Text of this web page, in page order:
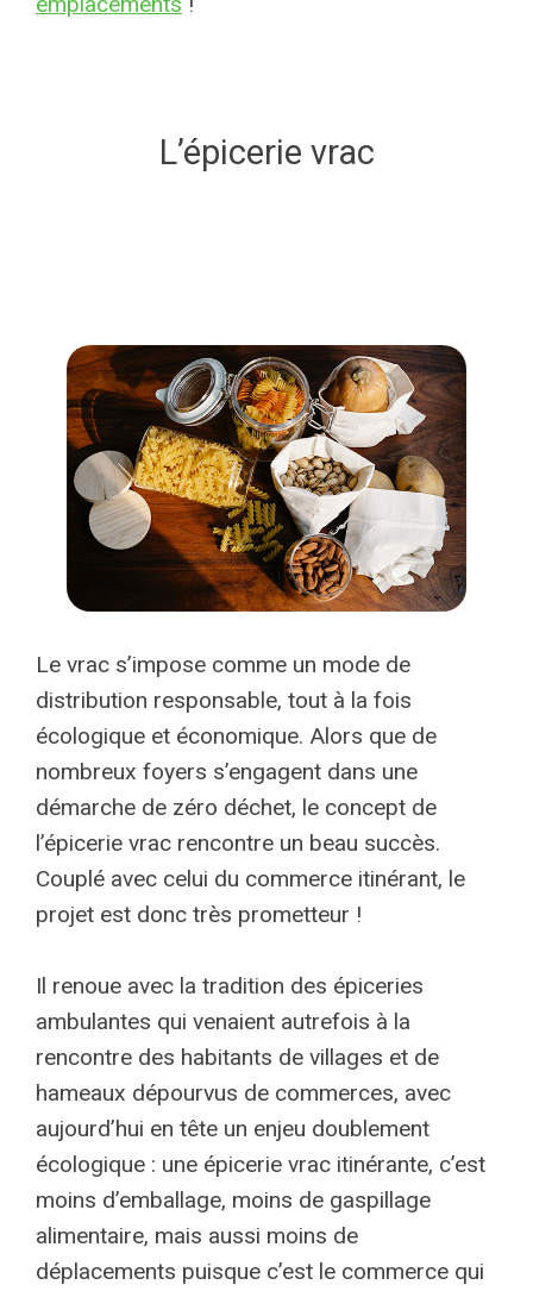
L’épicerie vrac
Le vrac s’impose comme un mode de
distribution responsable, tout à la fois
écologique et économique. Alors que de
nombreux foyers s’engagent dans une
démarche de zéro déchet, le concept de
l’épicerie vrac rencontre un beau succès.
Couplé avec celui du commerce itinérant, le
projet est donc très prometteur !
Il renoue avec la tradition des épiceries
ambulantes qui venaient autrefois à la
rencontre des habitants de villages et de
hameaux dépourvus de commerces, avec
aujourd’hui en tête un enjeu doublement
écologique : une épicerie vrac itinérante, c’est
moins d’emballage, moins de gaspillage
alimentaire, mais aussi moins de
déplacements puisque c’est le commerce qui